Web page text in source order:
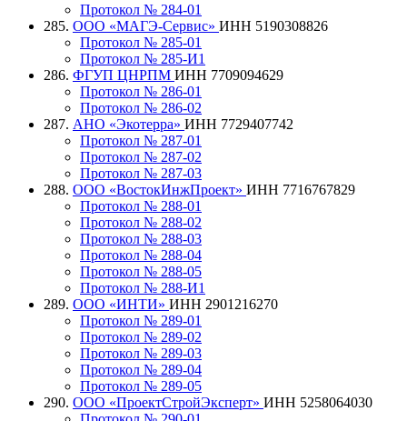
Протокол № 284-01
285. ООО «МАГЭ-Сервис» ИНН 5190308826
Протокол № 285-01
Протокол № 285-И1
286. ФГУП ЦНРПМ ИНН 7709094629
Протокол № 286-01
Протокол № 286-02
287. АНО «Экотерра» ИНН 7729407742
Протокол № 287-01
Протокол № 287-02
Протокол № 287-03
288. ООО «ВостокИнжПроект» ИНН 7716767829
Протокол № 288-01
Протокол № 288-02
Протокол № 288-03
Протокол № 288-04
Протокол № 288-05
Протокол № 288-И1
289. ООО «ИНТИ» ИНН 2901216270
Протокол № 289-01
Протокол № 289-02
Протокол № 289-03
Протокол № 289-04
Протокол № 289-05
290. ООО «ПроектСтройЭксперт» ИНН 5258064030